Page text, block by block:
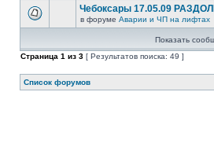
Чебоксары 17.05.09
в форуме Аварии и ЧП на лифтах
Показать
Страница 1 из 3 [ Результатов поиска: 49 ]
Список форумов